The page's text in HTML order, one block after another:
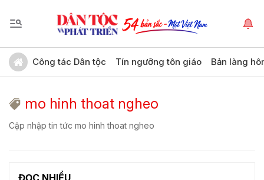
Công tác Dân tộc Tín ngưỡng tôn giáo Bản làng
mo hinh thoat ngheo
Cập nhập tin tức mo hinh thoat ngheo
ĐỌC NHIỀU